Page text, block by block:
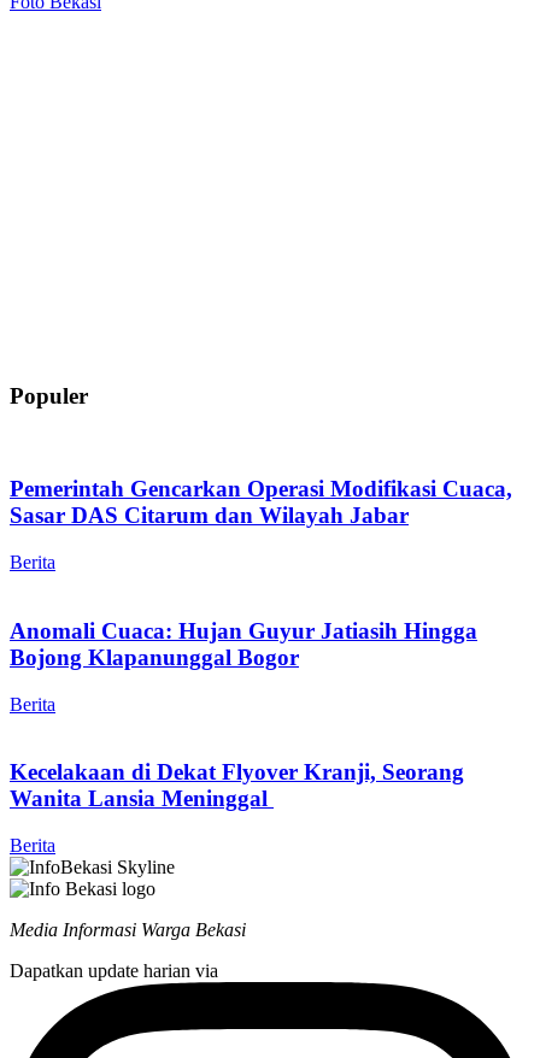
Populer
Pemerintah Gencarkan Operasi Modifikasi Cuaca,
Sasar DAS Citarum dan Wilayah Jabar
Berita
Anomali Cuaca: Hujan Guyur Jatiasih Hingga
Bojong Klapanunggal Bogor
Berita
Kecelakaan di Dekat Flyover Kranji, Seorang
Wanita Lansia Meninggal
Berita
Media Informasi Warga Bekasi
Dapatkan update harian via